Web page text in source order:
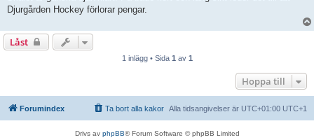
Djurgården Hockey förlorar pengar.
Låst
1 inlägg • Sida 1 av 1
Hoppa till
Forumindex Alla tidsangivelser är UTC+01:00 UTC+1
Ta bort alla kakor
Drivs av phpBB® Forum Software © phpBB Limited